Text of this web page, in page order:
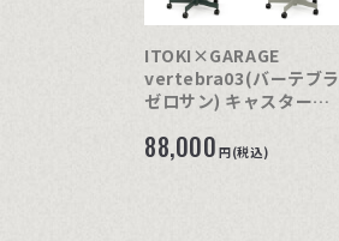
ITOKI×GARAGE
vertebra03(バーテブラ
ゼロサン) キャスタータ
88,000 円(税込)